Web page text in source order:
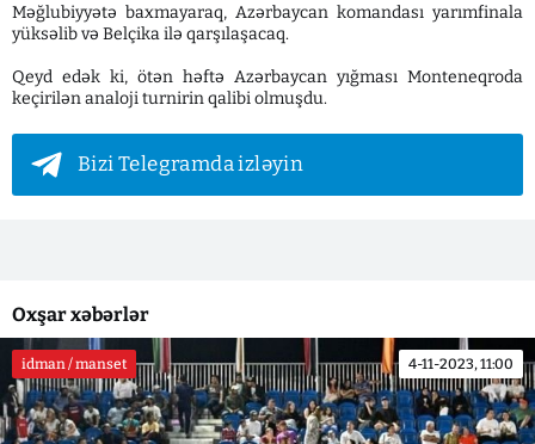
Məğlubiyyətə baxmayaraq, Azərbaycan komandası yarımfinala
yüksəlib və Belçika ilə qarşılaşacaq.
Qeyd edək ki, ötən həftə Azərbaycan yığması Monteneqroda
keçirilən analoji turnirin qalibi olmuşdu.
Bizi Telegramda izləyin
Oxşar xəbərlər
idman / manset 4-11-2023, 11:00